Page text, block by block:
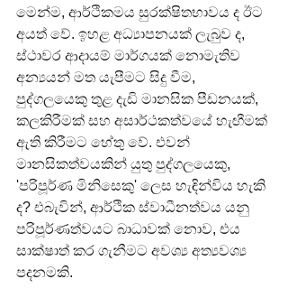
මෙන්ම, ආර්ථිකමය සුරක්ෂිතභාවය ද ඊට
අයත් වේ. ඉහළ අධ්‍යාපනයක් ලැබුව ද,
ස්ථාවර ආදායම් මාර්ගයක් නොමැතිව
අන්‍යයන් මත යැපීමට සිදු වීම,
පුද්ගලයෙකු තුළ දැඩි මානසික පීඩනයක්,
කලකිරීමක් සහ අසාර්ථකත්වයේ හැඟීමක්
ඇති කිරීමට හේතු වේ. එවන්
මානසිකත්වයකින් යුතු පුද්ගලයෙකු,
'පරිපූර්ණ මිනිසෙකු' ලෙස හැඳින්විය හැකි
ද? එබැවින්, ආර්ථික ස්වාධීනත්වය යනු
පරිපූර්ණත්වයට බාධාවක් නොව, එය
සාක්ෂාත් කර ගැනීමට අවශ්‍ය අත්‍යවශ්‍ය
පදනමකි.